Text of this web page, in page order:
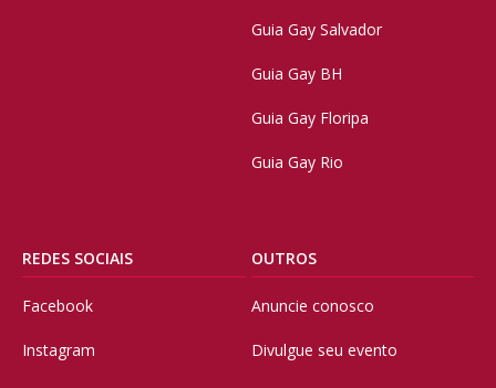
Guia Gay Salvador
Guia Gay BH
Guia Gay Floripa
Guia Gay Rio
REDES SOCIAIS
Facebook
Instagram
OUTROS
Anuncie conosco
Divulgue seu evento